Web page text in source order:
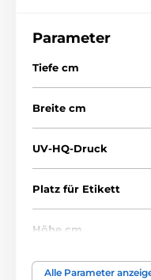
TFRW 501-
Parameter
Tiefe cm
Breite cm
UV-HQ-Druck
Platz für Etikett
Höhe cm
Thema
Alle Parameter